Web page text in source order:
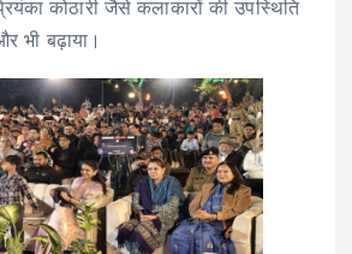
कोठारी जैसे कलाकारों की उपस्थिति
भी बढ़ाया।